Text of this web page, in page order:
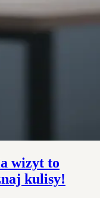
wizyt to
kulisy!